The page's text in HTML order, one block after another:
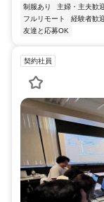
制服あり 主婦・主夫歓
フルリモート
経験者歓
友達と応募OK
契約社員